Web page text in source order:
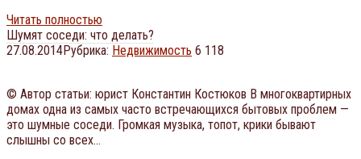
Читать полностью
Шумят соседи: что делать?
27.08.2014Рубрика: Недвижимость 6 118
© Автор статьи: юрист Константин Костюков В многоквартирных
домах одна из самых часто встречающихся бытовых проблем —
это шумные соседи. Громкая музыка, топот, крики бывают
слышны со всех…